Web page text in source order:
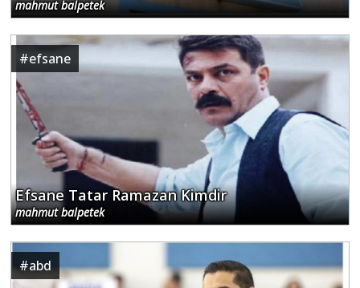
mahmut balpetek
#efsane
Efsane Tatar Ramazan Kimdir
mahmut balpetek
#abd